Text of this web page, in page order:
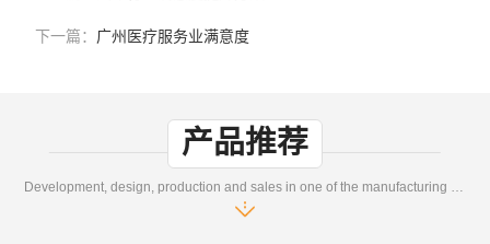
下一篇： 广州医疗服务业满意度
产品推荐
Development, design, production and sales in one of the manufacturing enterprises